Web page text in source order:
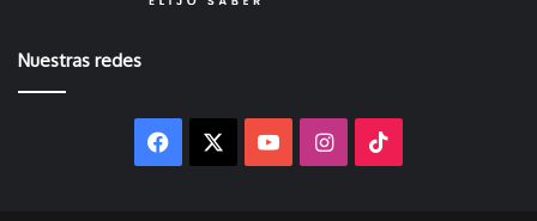
Nuestras redes
Facebook YouTubeInstagram